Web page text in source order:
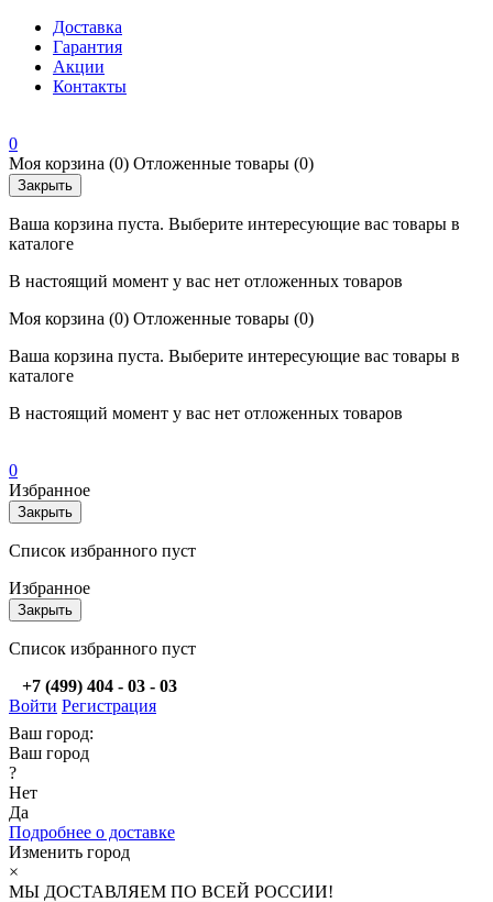
Доставка
Гарантия
Акции
Контакты
0
Моя корзина (0) Отложенные товары (0)
Закрыть
Ваша корзина пуста. Выберите интересующие вас товары в
каталоге
В настоящий момент у вас нет отложенных товаров
Моя корзина (0) Отложенные товары (0)
Ваша корзина пуста. Выберите интересующие вас товары в
каталоге
В настоящий момент у вас нет отложенных товаров
0
Избранное
Закрыть
Список избранного пуст
Избранное
Закрыть
Список избранного пуст
+7 (499) 404 - 03 - 03
Войти Регистрация
Ваш город:
Ваш город
?
Нет
Да
Подробнее о доставке
Изменить город
×
МЫ ДОСТАВЛЯЕМ ПО ВСЕЙ РОССИИ!